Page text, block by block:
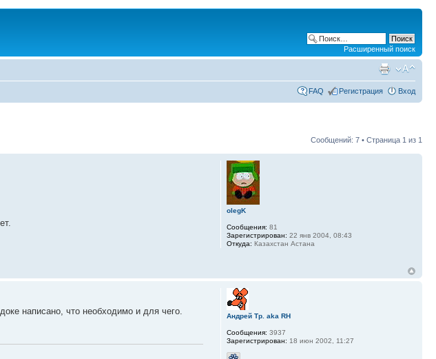
Расширенный поиск
FAQ Регистрация Вход
Сообщений: 7 • Страница 1 из 1
olegK
Сообщения: 81
Зарегистрирован: 22 янв 2004, 08:43
Откуда: Казахстан Астана
написано, что необходимо и для чего. Андрей Тр. aka RH
Сообщения: 3937
Зарегистрирован: 18 июн 2002, 11:27